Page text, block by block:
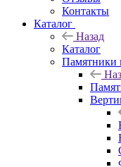
Контакты
Каталог
Назад
Каталог
Памятники